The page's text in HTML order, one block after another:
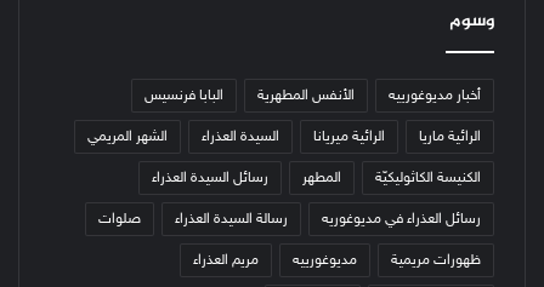
وسوم
أخبار مديوغورييه الأنفس المطهرية البابا فرنسيس
الرائية ماريا الرائية ميريانا السيدة العذراء الشهر المريمي
الكنيسة الكاثوليكيّة المطهر رسائل السيدة العذراء
رسائل العذراء في مديوغوريه رسالة السيدة العذراء صلوات
ظهورات مريمية مديوغورييه مريم العذراء